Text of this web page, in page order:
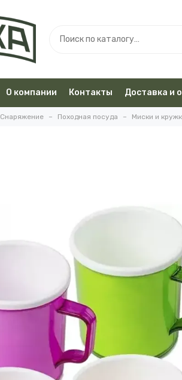
О компании Контакты Доставка и
Снаряжение Походная посуда Миски и